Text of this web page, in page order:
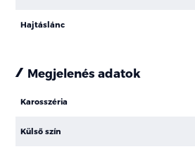
Hajtáslánc
Megjelenés adatok
Karosszéria
Külső szín